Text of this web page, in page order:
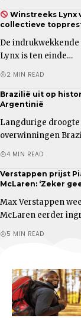
Winstreeks Lynx
collectieve
De
Lynx is ten einde…
2 MIN READ
Brazilië uit op
Argentinië
Langdurige
overwinningen
4 MIN READ
Verstappen prijst
McLaren: ‘Zeker
Max Verstappen
McLaren eerder
5 MIN READ